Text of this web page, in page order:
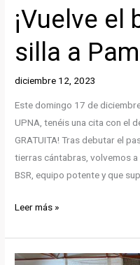
¡Vuelve el
silla a
diciembre 12, 2023
Este domingo 17 de
UPNA, tenéis una cita con el
GRATUITA! Tras debutar el
tierras cántabras, volvemos
BSR, equipo potente y que
¡Vuelve
baloncesto
en
Leer más »